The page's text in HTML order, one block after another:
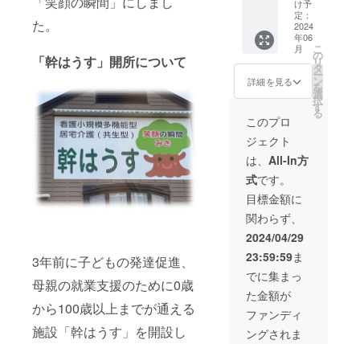
た。
「幹はうす」開所について
3年前に子どもの発達促進、
母親の就業支援のために0歳
から100歳以上までが通える
施設「幹はうす」を開設し
ます。
は会社
のHPア
ドレス
をご記
入くだ
さい。
メ
ニュー
掲載期
間は1
年、
ホーム
ページ
掲載期
間は5年
です。
また、
ご希望
者には
１泊２
日の幹
短期入
所体験
ツアー
にご招
待いた
ホーム
ページ
とメ
ニュー
表に掲
載いた
しま
す。※備
考欄に
掲載を
希望さ
れるお
名前、
もしく
は会社
のHPア
ドレス
をご記
入くだ
さい。
メ
ニュー
掲載期
間は１
年、
ホーム
パー
ニュ・
メラン
ジェ・
食パン
２分の
１カッ
ト）引
換券10
枚とラ
ンチチ
ケット
10枚を
添付、
有効期
限は
2024年
12月末
とさせ
ていた
だきま
す。ま
た、お
名前、
もしく
は会社
るプラ
ン 心
を込め
たお礼
のメー
ルと特
製ポス
トカー
ド７種
セッ
ト、幹
グッズ
３セッ
ト、半
年に１
回の幹
会報を
２回、
年に１
回の幹
グルー
プ全体
の活動
を記録
したオ
リジナ
け予
定：
2024
年06
月
詳細を見る
こ
の
リ
タ
ー
ン
を
選
択
す
る
このプロ
ジェクト
は、 All-In方
式です。
目標金額に
関わらず、
2024/04/29
23:59:59ま
でに集まっ
た金額が
ファンディ
ングされま